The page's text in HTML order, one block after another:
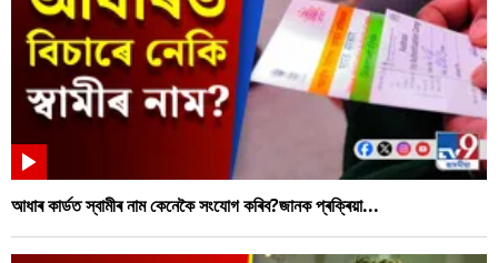
আধাৰ কাৰ্ডত স্বামীৰ নাম কেনেকৈ সংযোগ কৰিব?জানক প্ৰক্ৰিয়া...